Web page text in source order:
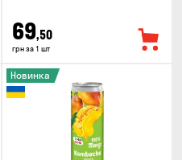
69,50
грн за 1 шт
Новинка